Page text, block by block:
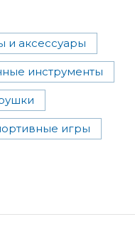
и аксессуары
инструменты
игры